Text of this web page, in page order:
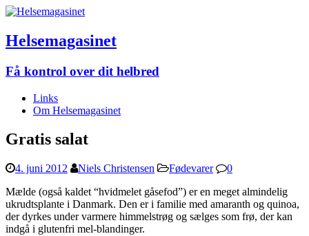
Helsemagasinet
Få kontrol over dit helbred
Links
Om Helsemagasinet
Gratis salat
4. juni 2012 Niels Christensen Fødevarer
0
Mælde (også kaldet “hvidmelet gåsefod”) er en meget almindelig
ukrudtsplante i Danmark. Den er i familie med amaranth og quinoa,
der dyrkes under varmere himmelstrøg og sælges som frø, der kan
indgå i glutenfri mel-blandinger.